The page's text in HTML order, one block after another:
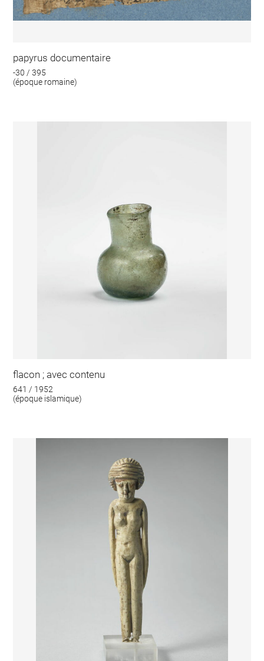
papyrus documentaire
-30 / 395
(époque romaine)
flacon ; avec contenu
641 / 1952
(époque islamique)